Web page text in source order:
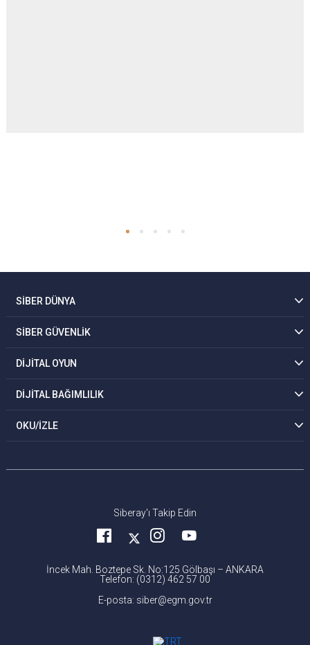
SİBER DÜNYA
SİBER GÜVENLİK
DİJİTAL OYUN
DİJİTAL BAĞIMLILIK
OKU/İZLE
Siberay'ı Takip Edin
İncek Mah. Boztepe Sk. No:125 Gölbaşı – ANKARA
Telefon: (0312) 462 57 00
E-posta: siber@egm.gov.tr